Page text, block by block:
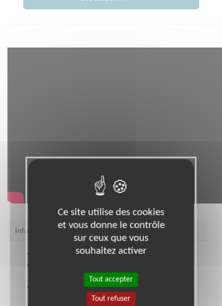
Infos pratiques
https://avhcaen.fr
Heures d'ouverture
Permanences : Lundi et Vendredi de 14 h à 18 h.
Ce site utilise des cookies
et vous donne le contrôle
sur ceux que vous
souhaitez activer
Tout accepter
Tout refuser